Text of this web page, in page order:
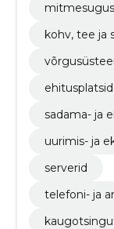
kohv, tee ja
sadama- ja
uurimis- ja
serverid
telefoni- ja